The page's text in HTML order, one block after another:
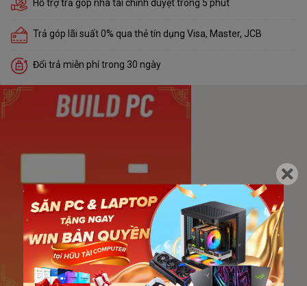
Hỗ trợ trả góp nhà tài chính duyệt trong 5 phút
Trả góp lãi suất 0% qua thẻ tín dụng Visa, Master, JCB
Đổi trả miễn phí trong 30 ngày